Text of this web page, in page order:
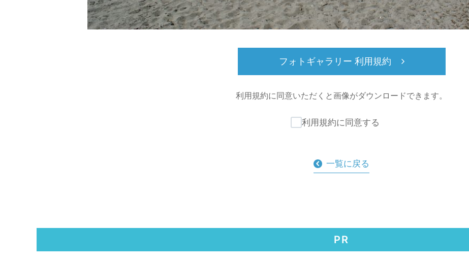
フォトギャラリー 利用規約
利用規約に同意いただくと画像がダウンロードできます。
利用規約に同意する
一覧に戻る
PR